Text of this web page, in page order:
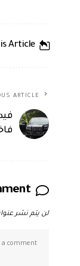
Article
ARTICLE
لن يتم نشر